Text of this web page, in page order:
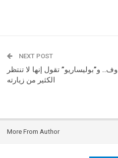
NEXT POST
و”بوليساريو” تقول إنها لا تنتظر
الكثير من زيارته
More From Author